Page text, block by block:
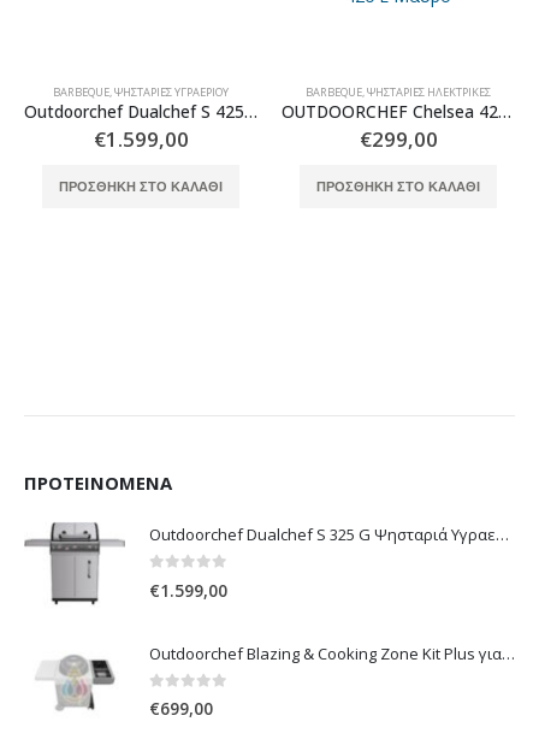
BARBEQUE,ΨΗΣΤΑΡΙΈΣ ΥΓΡΑΕΡΊΟΥ
Outdoorchef Dualchef S 425 G Ψησταριά Υγραερίου & Δώρο Θερμόμετρο Outdoorchef Gourmet Check(ΕΚΘΕΣΙΑΚΟ)
€1.599,00
ΠΡΟΣΘΉΚΗ ΣΤΟ ΚΑΛΆΘΙ
BARBEQUE,ΨΗΣΤΑΡΙΈΣ ΗΛΕΚΤΡΙΚΈΣ
OUTDOORCHEF Chelsea 420 E Μαύρο
€299,00
ΠΡΟΣΘΉΚΗ ΣΤΟ ΚΑΛΆΘΙ
ΠΡΟΤΕΙΝΌΜΕΝΑ
Outdoorchef Dualchef S 325 G Ψησταριά Υγραερίου
€1.599,00
Outdoorchef Blazing & Cooking Zone Kit Plus για Ψησταριά Arosa Evo
0out of 5
€699,00